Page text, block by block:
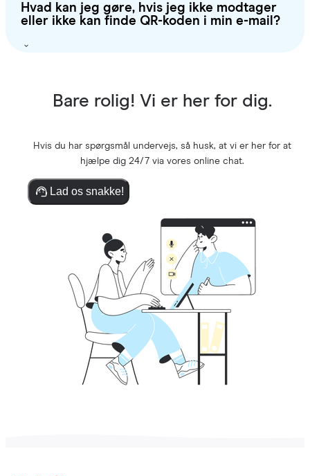
Hvad kan jeg gøre, hvis jeg ikke modtager
eller ikke kan finde QR-koden i min e-mail?
Bare rolig! Vi er her for dig.
Hvis du har spørgsmål undervejs, så husk, at vi er her for at
hjælpe dig 24/7 via vores online chat.
Lad os snakke!